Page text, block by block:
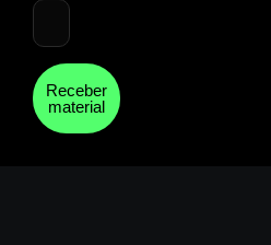
Receber
material